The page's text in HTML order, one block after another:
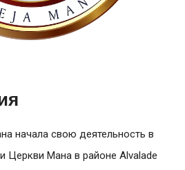
начала свою деятельность в
Церкви Мана в районе Alvalade